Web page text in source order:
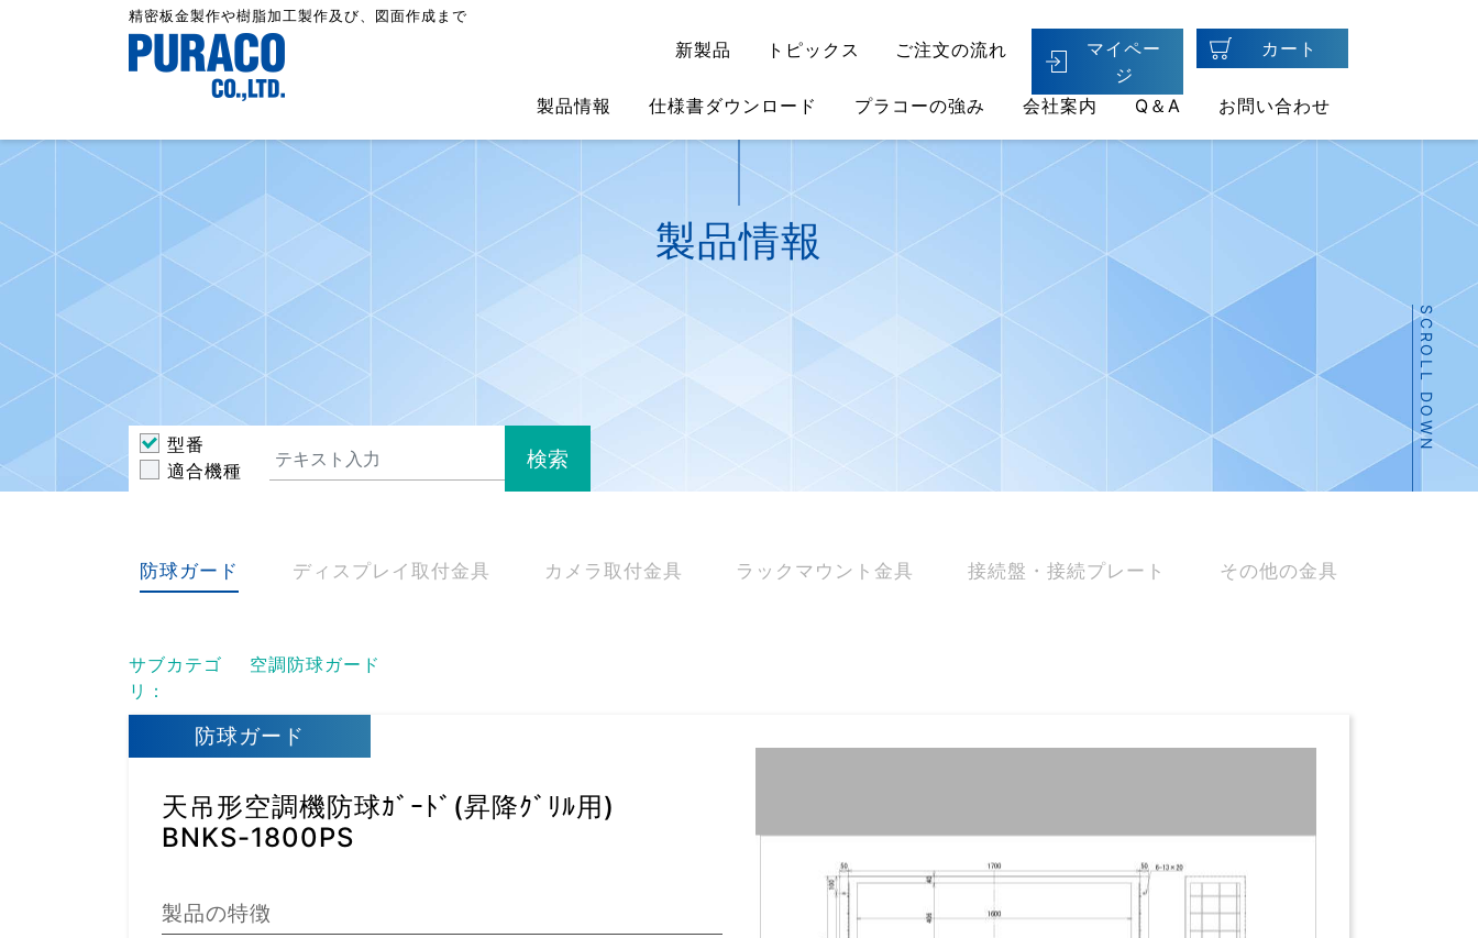
精密板金製作や樹脂加工製作及び、図面作成まで
マイペー
ジ
カート
製品情報 仕様書ダウンロード プラコーの強み 会社案内 Q＆A お問い合わせ
新製品 トピックス ご注文の流れ
製品情報
SCROLL DOWN
型番
適合機種
検索
防球ガード ディスプレイ取付金具 カメラ取付金具 ラックマウント金具 接続盤・接続プレート その他の金具
サブカテゴ
リ：
空調防球ガード
防球ガード
天吊形空調機防球ｶﾞｰﾄﾞ(昇降ｸﾞﾘﾙ用)
BNKS-1800PS
製品の特徴